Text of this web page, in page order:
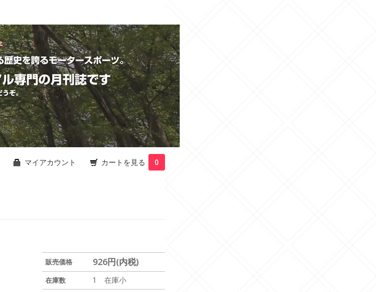
マイアカウント カートを見る 0
販売価格 926円(内税)
在庫数 1 在庫小